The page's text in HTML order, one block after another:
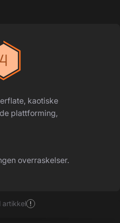
kaotiske
plattforming,
overraskelser.
artikkel